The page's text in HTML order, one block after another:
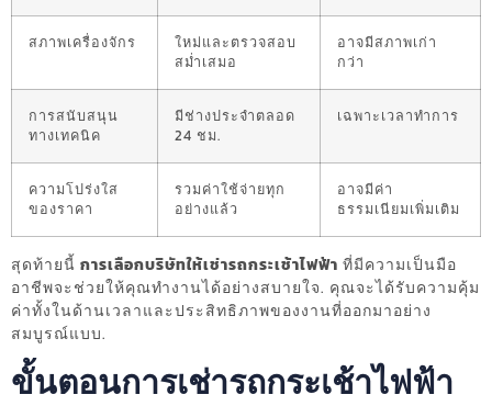
สภาพเครื่องจักร
ใหม่และตรวจสอบ
สม่ำเสมอ
อาจมีสภาพเก่า
กว่า
การสนับสนุน
ทางเทคนิค
มีช่างประจำตลอด
24 ชม.
เฉพาะเวลาทำการ
ความโปร่งใส
ของราคา
รวมค่าใช้จ่ายทุก
อย่างแล้ว
อาจมีค่า
ธรรมเนียมเพิ่มเติม
สุดท้ายนี้ การเลือกบริษัทให้เช่ารถกระเช้าไฟฟ้า ที่มีความเป็นมือ
อาชีพจะช่วยให้คุณทำงานได้อย่างสบายใจ. คุณจะได้รับความคุ้ม
ค่าทั้งในด้านเวลาและประสิทธิภาพของงานที่ออกมาอย่าง
สมบูรณ์แบบ.
ขั้นตอนการเช่ารถกระเช้าไฟฟ้า